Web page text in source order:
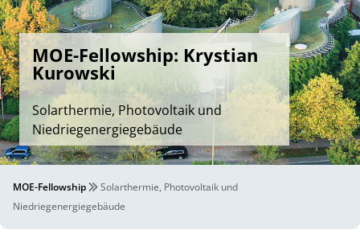
MOE-Fellowship: Krystian
Kurowski
Solarthermie, Photovoltaik und
Niedriegenergiegebäude
MOE-Fellowship
Solarthermie, Photovoltaik und
Niedriegenergiegebäude